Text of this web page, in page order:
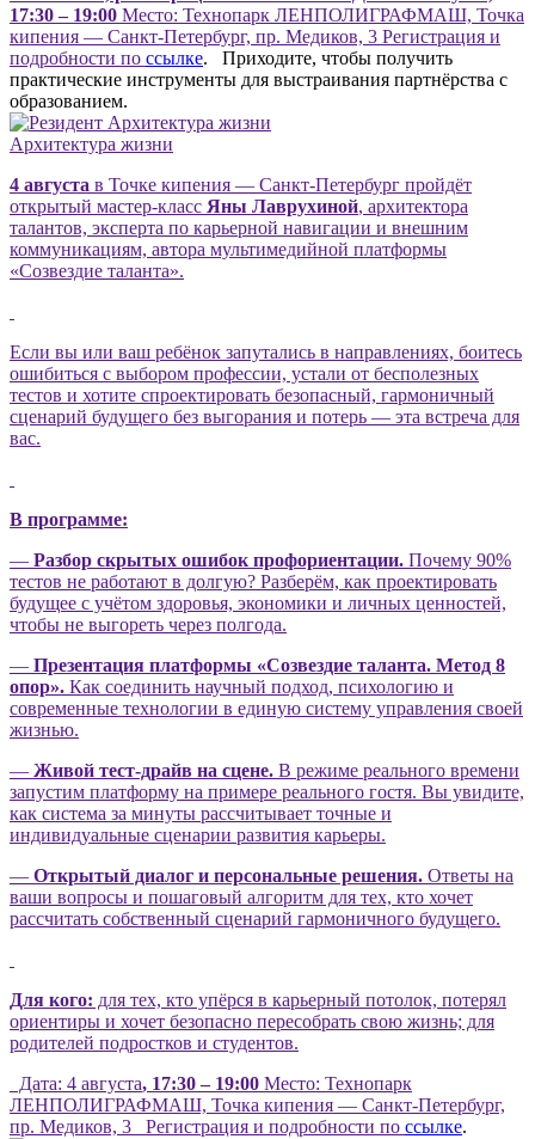
17:30 – 19:00 Место: Технопарк ЛЕНПОЛИГРАФМАШ, Точка
кипения — Санкт-Петербург, пр. Медиков, 3 Регистрация и
подробности по ссылке. Приходите, чтобы получить
практические инструменты для выстраивания партнёрства с
образованием.
Архитектура жизни
4 августа в Точке кипения — Санкт-Петербург пройдёт
открытый мастер-класс Яны Лаврухиной, архитектора
талантов, эксперта по карьерной навигации и внешним
коммуникациям, автора мультимедийной платформы
«Созвездие таланта».
Если вы или ваш ребёнок запутались в направлениях, боитесь
ошибиться с выбором профессии, устали от бесполезных
тестов и хотите спроектировать безопасный, гармоничный
сценарий будущего без выгорания и потерь — эта встреча для
вас.
В программе:
— Разбор скрытых ошибок профориентации. Почему 90%
тестов не работают в долгую? Разберём, как проектировать
будущее с учётом здоровья, экономики и личных ценностей,
чтобы не выгореть через полгода.
— Презентация платформы «Созвездие таланта. Метод 8
опор». Как соединить научный подход, психологию и
современные технологии в единую систему управления своей
жизнью.
— Живой тест-драйв на сцене. В режиме реального времени
запустим платформу на примере реального гостя. Вы увидите,
как система за минуты рассчитывает точные и
индивидуальные сценарии развития карьеры.
— Открытый диалог и персональные решения. Ответы на
ваши вопросы и пошаговый алгоритм для тех, кто хочет
рассчитать собственный сценарий гармоничного будущего.
Для кого: для тех, кто упёрся в карьерный потолок, потерял
ориентиры и хочет безопасно пересобрать свою жизнь; для
родителей подростков и студентов.
Дата: 4 августа, 17:30 – 19:00 Место: Технопарк
ЛЕНПОЛИГРАФМАШ, Точка кипения — Санкт-Петербург,
пр. Медиков, 3 Регистрация и подробности по ссылке.